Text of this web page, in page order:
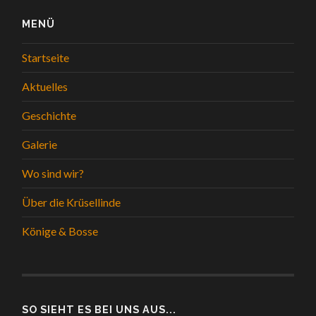
MENÜ
Startseite
Aktuelles
Geschichte
Galerie
Wo sind wir?
Über die Krüsellinde
Könige & Bosse
SO SIEHT ES BEI UNS AUS...